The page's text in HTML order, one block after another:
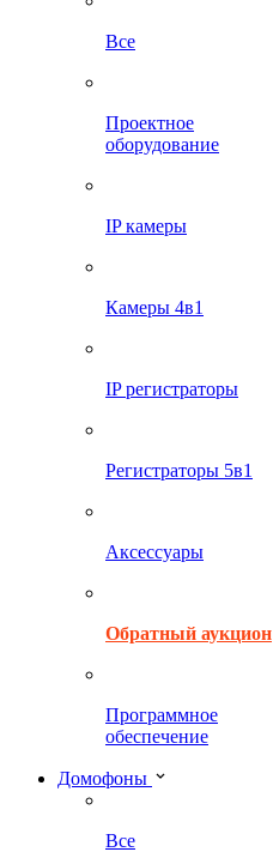
Все
Проектное
оборудование
IP камеры
Камеры 4в1
IP регистраторы
Регистраторы 5в1
Аксессуары
Обратный аукцион
Программное
обеспечение
Домофоны
Все